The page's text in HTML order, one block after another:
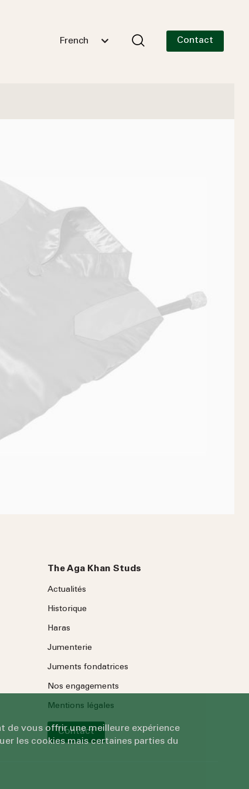
French Contact
The Aga Khan Studs
Actualités
Historique
Haras
Jumenterie
Juments fondatrices
Nos engagements
Mentions légales
Contact
de vous offrir une meilleure expérience
les cookies mais certaines parties du